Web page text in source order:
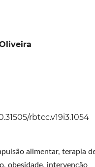
rbtcc.v19i3.1054
alimentar, terapia
obesidade, intervenção